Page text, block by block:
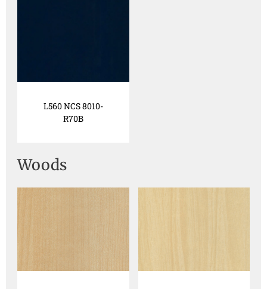
L560 NCS 8010-
R70B
Woods